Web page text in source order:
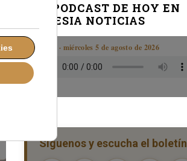
EL PODCAST DE HOY EN
IGLESIA NOTICIAS
Boletín · miércoles 5 de agosto de 2026
Síguenos y escucha el boletín